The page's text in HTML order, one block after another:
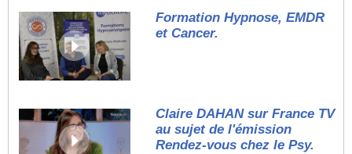
Formation Hypnose, EMDR
et Cancer.
Claire DAHAN sur France TV
au sujet de l'émission
Rendez-vous chez le Psy.